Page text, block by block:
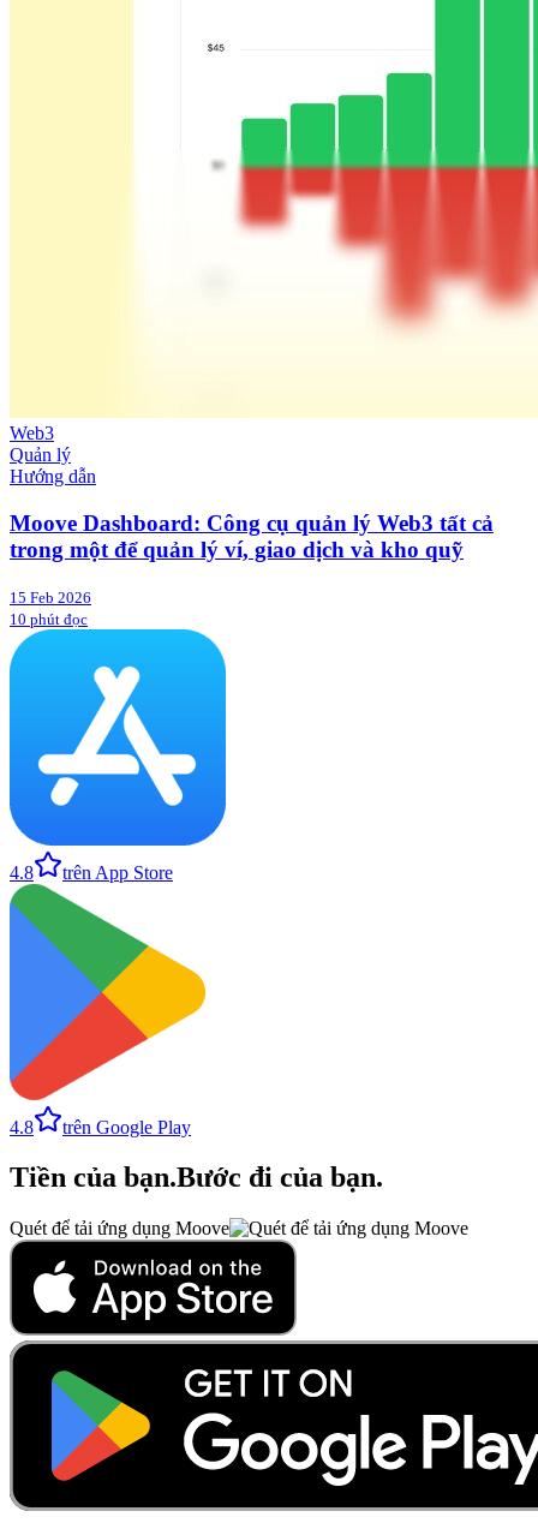
Web3
Quản lý
Hướng dẫn
Moove Dashboard: Công cụ quản lý Web3 tất cả
trong một để quản lý ví, giao dịch và kho quỹ
15 Feb 2026
10 phút đọc
4.8 trên App Store
4.8 trên Google Play
Tiền của bạn.Bước đi của bạn.
Quét để tải ứng dụng Moove